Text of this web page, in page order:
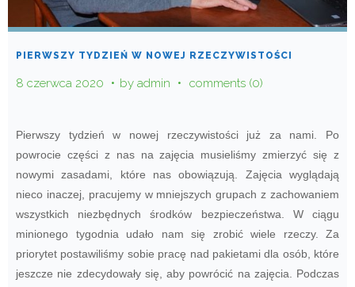
PIERWSZY TYDZIEŃ W NOWEJ RZECZYWISTOŚCI
8 czerwca 2020 by admin comments (0)
Pierwszy tydzień w nowej rzeczywistości już za nami. Po
powrocie części z nas na zajęcia musieliśmy zmierzyć się z
nowymi zasadami, które nas obowiązują. Zajęcia wyglądają
nieco inaczej, pracujemy w mniejszych grupach z zachowaniem
wszystkich niezbędnych środków bezpieczeństwa. W ciągu
minionego tygodnia udało nam się zrobić wiele rzeczy. Za
priorytet postawiliśmy sobie pracę nad pakietami dla osób, które
jeszcze nie zdecydowały się, aby powrócić na zajęcia. Podczas